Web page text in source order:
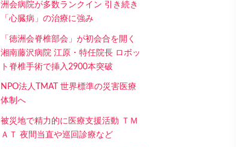
洲会病院が多数ランクイン 引き続き
「心臓病」の治療に強み
「徳洲会脊椎部会」が初会合を開く
湘南藤沢病院 江原・特任院長 ロボッ
ト脊椎手術で挿入2900本突破
NPO法人TMAT 世界標準の災害医療
体制へ
被災地で精力的に医療支援活動 ＴＭ
ＡＴ 夜間当直や巡回診療など